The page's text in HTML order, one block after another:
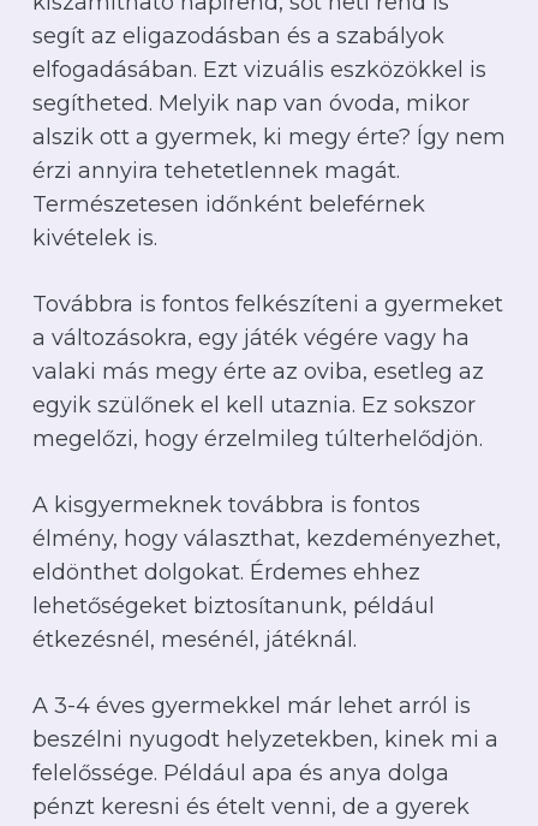
segít az eligazodásban és a szabályok
elfogadásában. Ezt vizuális eszközökkel is
segítheted. Melyik nap van óvoda, mikor
alszik ott a gyermek, ki megy érte? Így nem
érzi annyira tehetetlennek magát.
Természetesen időnként beleférnek
kivételek is.
Továbbra is fontos felkészíteni a gyermeket
a változásokra, egy játék végére vagy ha
valaki más megy érte az oviba, esetleg az
egyik szülőnek el kell utaznia. Ez sokszor
megelőzi, hogy érzelmileg túlterhelődjön.
A kisgyermeknek továbbra is fontos
élmény, hogy választhat, kezdeményezhet,
eldönthet dolgokat. Érdemes ehhez
lehetőségeket biztosítanunk, például
étkezésnél, mesénél, játéknál.
A 3-4 éves gyermekkel már lehet arról is
beszélni nyugodt helyzetekben, kinek mi a
felelőssége. Például apa és anya dolga
pénzt keresni és ételt venni, de a gyerek